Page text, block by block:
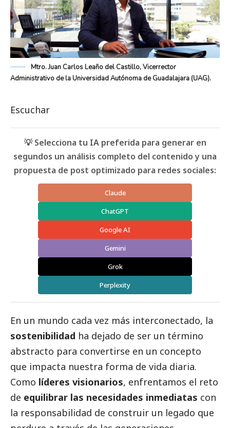
Mtro. Juan Carlos Leaño del Castillo, Vicerrector
Administrativo de la Universidad Autónoma de Guadalajara (UAG).
Escuchar
💡 Selecciona tu IA preferida para generar en
segundos un análisis completo del contenido y una
propuesta de post optimizado para redes sociales:
Claude
ChatGPT
Google AI
Gemini
Grok
Perplexity
En un mundo cada vez más interconectado, la
sostenibilidad ha dejado de ser un término
abstracto para convertirse en un concepto
que impacta nuestra forma de vida diaria.
Como líderes visionarios, enfrentamos el reto
de equilibrar las necesidades inmediatas con
la responsabilidad de construir un legado que